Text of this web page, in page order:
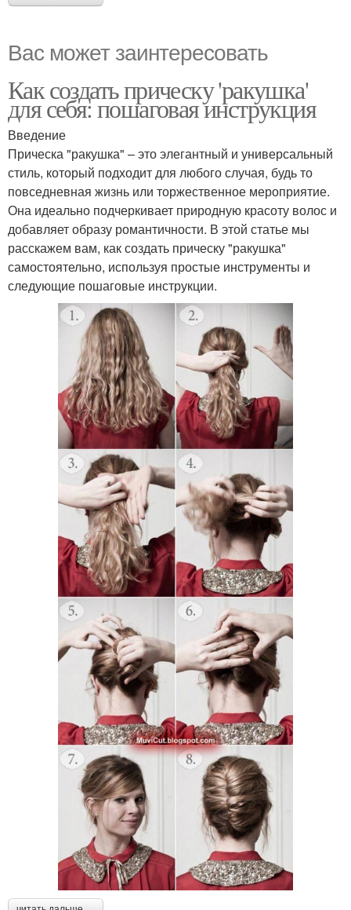
Вас может заинтересовать
Как создать прическу 'ракушка'
для себя: пошаговая инструкция
Введение
Прическа "ракушка" – это элегантный и универсальный
стиль, который подходит для любого случая, будь то
повседневная жизнь или торжественное мероприятие.
Она идеально подчеркивает природную красоту волос и
добавляет образу романтичности. В этой статье мы
расскажем вам, как создать прическу "ракушка"
самостоятельно, используя простые инструменты и
следующие пошаговые инструкции.